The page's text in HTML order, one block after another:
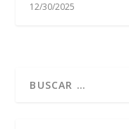
12/30/2025